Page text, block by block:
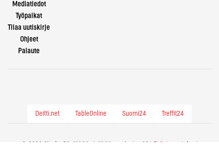
Mediatiedot
Työpaikat
Tilaa uutiskirje
Ohjeet
Palaute
Deitti.net TableOnline Suomi24 Treffit24